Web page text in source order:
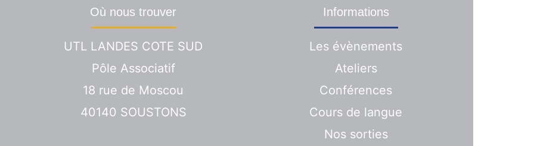
Où nous trouver
UTL LANDES COTE SUD
Pôle Associatif
18 rue de Moscou
40140 SOUSTONS
Informations
Les évènements
Ateliers
Conférences
Cours de langue
Nos sorties